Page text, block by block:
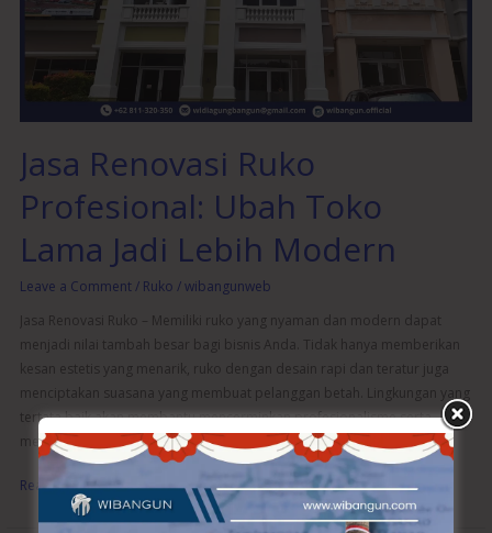
Jasa Renovasi Ruko
Profesional: Ubah Toko
Lama Jadi Lebih Modern
Leave a Comment / Ruko /wibangunweb
Jasa Renovasi Ruko – Memiliki ruko yang nyaman dan modern dapat
menjadi nilai tambah besar bagi bisnis Anda. Tidak hanya memberikan
kesan estetis yang menarik, ruko dengan desain rapi dan teratur juga
menciptakan suasana yang membuat pelanggan betah. Lingkungan yang
tertata baik akan membantu mencerminkan profesionalisme serta
meningkatkan citra brand di mata pengunjung. Karena itu,
Toko
Lebih
Read More »